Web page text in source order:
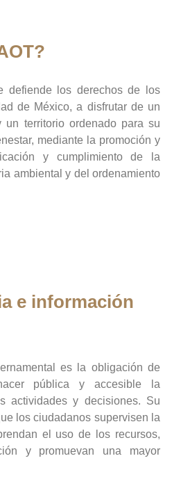
defiende los derechos de los
de México, a disfrutar de un
un territorio ordenado para su
mediante la promoción y
y cumplimiento de la
ambiental y del ordenamiento
e información
es la obligación de
pública y accesible la
actividades y decisiones. Su
los ciudadanos supervisen la
el uso de los recursos,
y promuevan una mayor